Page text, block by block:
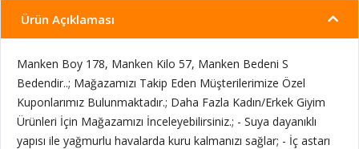
Ürün Açıklaması
Manken Boy 178, Manken Kilo 57, Manken Bedeni S
Bedendir..; Mağazamızı Takip Eden Müşterilerimize Özel
Kuponlarımız Bulunmaktadır.; Daha Fazla Kadın/Erkek Giyim
Ürünleri İçin Mağazamızı İnceleyebilirsiniz.; - Suya dayanıklı
yapısı ile yağmurlu havalarda kuru kalmanızı sağlar; - İç astarı